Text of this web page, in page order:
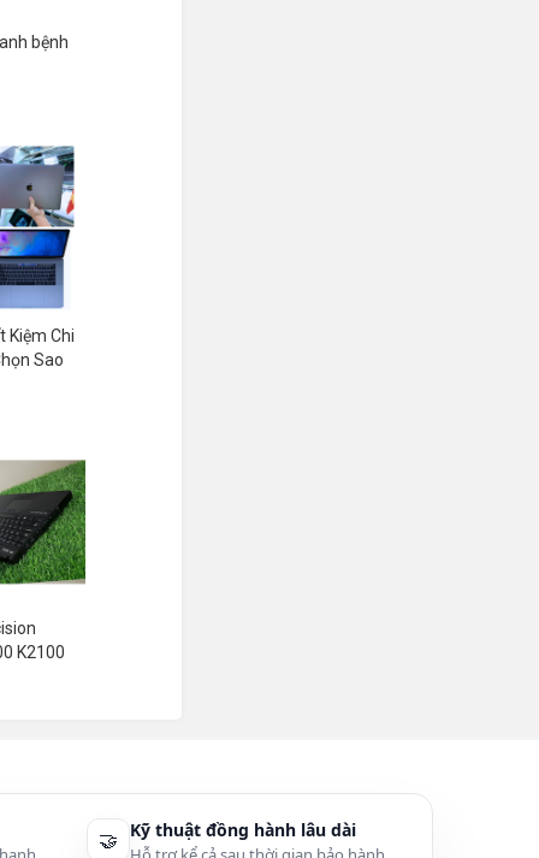
bệnh
Kiệm Chi
Sao
K2100
🤝 Kỹ thuật đồng hành lâu dài